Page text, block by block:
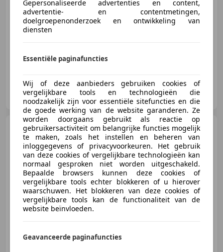
12/2020
150 kW (204 PK)
Autobetaalbaar.nl
NL-3443 TJ WOERDEN
Kia e-NiroEXECUTIVELINE 64
KWH (100% SOH) I
WARMTEPOMP I SCH
€ 24.945 1
Gepersonaliseerde advertenties en content,
advertentie- en contentmetingen,
doelgroepenonderzoek en ontwikkeling van
diensten
Essentiële paginafuncties
Wij of deze aanbieders gebruiken cookies of
vergelijkbare tools en technologieën die
noodzakelijk zijn voor essentiële sitefuncties en die
de goede werking van de website garanderen. Ze
worden doorgaans gebruikt als reactie op
gebruikersactiviteit om belangrijke functies mogelijk
te maken, zoals het instellen en beheren van
inloggegevens of privacyvoorkeuren. Het gebruik
van deze cookies of vergelijkbare technologieën kan
normaal gesproken niet worden uitgeschakeld.
Bepaalde browsers kunnen deze cookies of
vergelijkbare tools echter blokkeren of u hierover
waarschuwen. Het blokkeren van deze cookies of
vergelijkbare tools kan de functionaliteit van de
website beïnvloeden.
Geavanceerde paginafuncties